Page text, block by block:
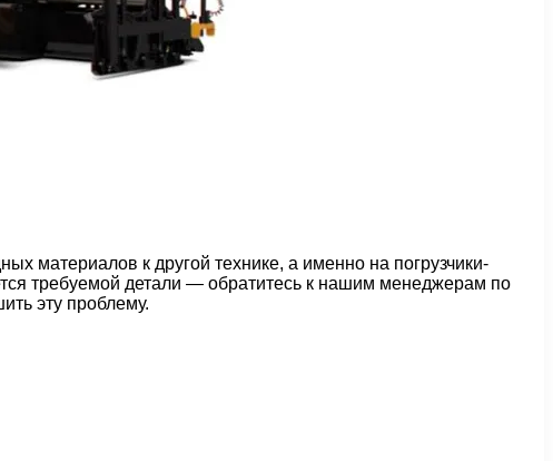
материалов к другой технике, а именно на погрузчики-
требуемой детали — обратитесь к нашим менеджерам по
эту проблему.